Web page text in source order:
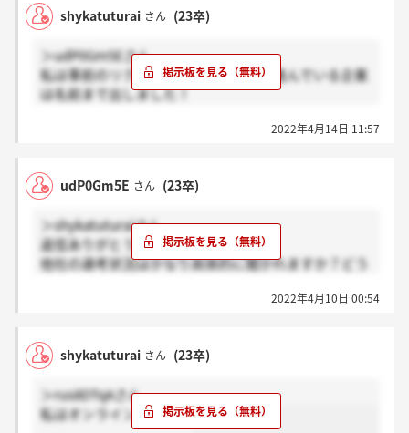
shykatuturai さん (23卒)
＞udP0Gm5Eさん
私は事前のリクルーター面談で面接に進んでいる企業
は名前まで出しました！
多いです！ベルーナはインターンでやった仕事体験が
2022年4月14日 11:57
udP0Gm5E さん (23卒)
＞shykatuturaiさん
返信ありがとうございます！
他社の選考状況はかなり具体的に聞かれますか？どう
良ければshykatuturaiさんがどのような業界を見てい
2022年4月10日 00:54
shykatuturai さん (23卒)
＞rus8DTqAさん
私はオンラインでした！